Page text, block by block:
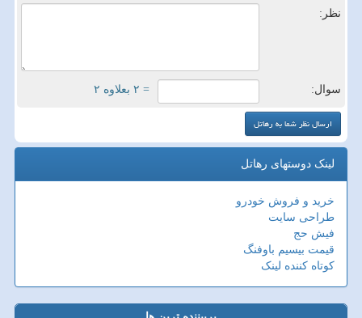
نظر:
سوال: = ۲ بعلاوه ۲
لینک دوستهای رهاتل
خرید و فروش خودرو
طراحی سایت
فیش حج
قیمت بیسیم باوفنگ
کوتاه کننده لینک